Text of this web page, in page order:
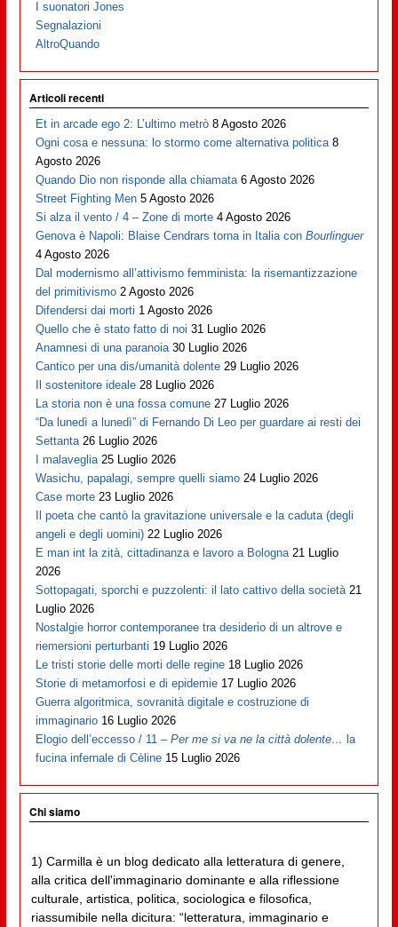
I suonatori Jones
Segnalazioni
AltroQuando
Articoli recenti
Et in arcade ego 2: L’ultimo metrò 8 Agosto 2026
Ogni cosa e nessuna: lo stormo come alternativa politica 8
Agosto 2026
Quando Dio non risponde alla chiamata 6 Agosto 2026
Street Fighting Men 5 Agosto 2026
Si alza il vento / 4 – Zone di morte 4 Agosto 2026
Genova è Napoli: Blaise Cendrars torna in Italia conBourlinguer
4 Agosto 2026
Dal modernismo all’attivismo femminista: la risemantizzazione
del primitivismo 2 Agosto 2026
Difendersi dai morti 1 Agosto 2026
Quello che è stato fatto di noi 31 Luglio 2026
Anamnesi di una paranoia 30 Luglio 2026
Cantico per una dis/umanità dolente 29 Luglio 2026
Il sostenitore ideale 28 Luglio 2026
La storia non è una fossa comune 27 Luglio 2026
“Da lunedì a lunedì” di Fernando Di Leo per guardare ai resti dei
Settanta 26 Luglio 2026
I malaveglia 25 Luglio 2026
Wasichu, papalagi, sempre quelli siamo 24 Luglio 2026
Case morte 23 Luglio 2026
Il poeta che cantò la gravitazione universale e la caduta (degli
angeli e degli uomini) 22 Luglio 2026
E man int la zità, cittadinanza e lavoro a Bologna 21 Luglio
2026
Sottopagati, sporchi e puzzolenti: il lato cattivo della società 21
Luglio 2026
Nostalgie horror contemporanee tra desiderio di un altrove e
riemersioni perturbanti 19 Luglio 2026
Le tristi storie delle morti delle regine 18 Luglio 2026
Storie di metamorfosi e di epidemie 17 Luglio 2026
Guerra algoritmica, sovranità digitale e costruzione di
immaginario 16 Luglio 2026
Elogio dell’eccesso / 11 –Per me si va ne la città dolente… la
fucina infernale di Cèline 15 Luglio 2026
Chi siamo
1) Carmilla è un blog dedicato alla letteratura di genere,
alla critica dell'immaginario dominante e alla riflessione
culturale, artistica, politica, sociologica e filosofica,
riassumibile nella dicitura: “letteratura, immaginario e